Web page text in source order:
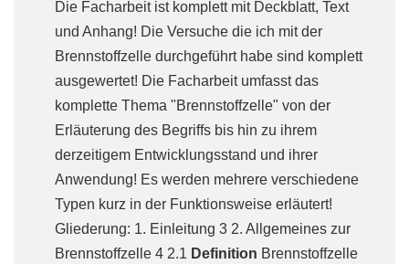
Die Facharbeit ist komplett mit Deckblatt, Text
und Anhang! Die Versuche die ich mit der
Brennstoffzelle durchgeführt habe sind komplett
ausgewertet! Die Facharbeit umfasst das
komplette Thema "Brennstoffzelle" von der
Erläuterung des Begriffs bis hin zu ihrem
derzeitigem Entwicklungsstand und ihrer
Anwendung! Es werden mehrere verschiedene
Typen kurz in der Funktionsweise erläutert!
Gliederung: 1. Einleitung 3 2. Allgemeines zur
Brennstoffzelle 4 2.1 Definition Brennstoffzelle